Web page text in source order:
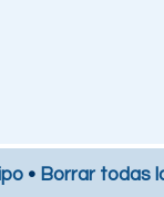
• Borrar todas